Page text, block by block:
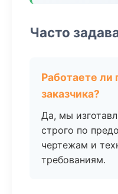
Часто
Работаете
заказчика?
Да, мы
строго по
чертежам и
требованиям.